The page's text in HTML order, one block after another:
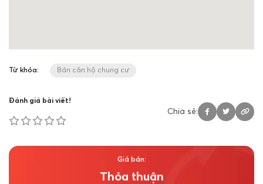
Từ khóa: Bán căn hộ chung cư
Đánh giá bài viết!
Chia sẻ:
Giá bán:
Thỏa thuận